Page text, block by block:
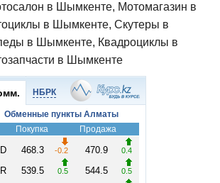
в Шымкенте, Мотомагазин в
в Шымкенте, Скутеры в
в Шымкенте, Квадроциклы в
в Шымкенте